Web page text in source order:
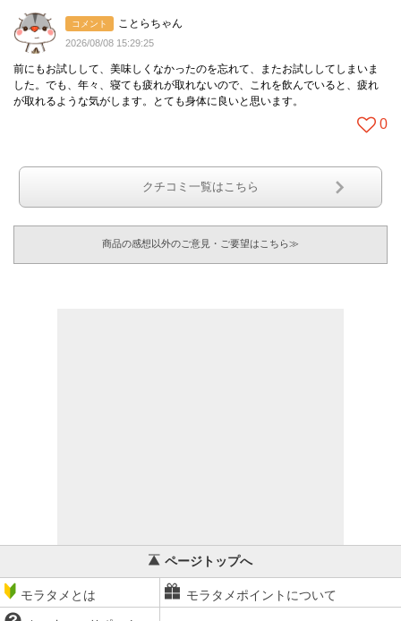
コメント ことらちゃん
2026/08/08 15:29:25
前にもお試しして、美味しくなかったのを忘れて、またお試ししてしまいま
した。でも、年々、寝ても疲れが取れないので、これを飲んでいると、疲れ
が取れるような気がします。とても身体に良いと思います。
0
クチコミ一覧はこちら
商品の感想以外のご意見・ご要望はこちら≫
ページトップへ
モラタメとは モラタメポイントについて